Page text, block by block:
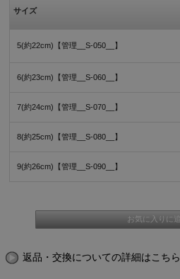
サイズ
5(約22cm)【管理__S-050__】
6(約23cm)【管理__S-060__】
7(約24cm)【管理__S-070__】
8(約25cm)【管理__S-080__】
9(約26cm)【管理__S-090__】
返品・交換についての詳細はこちら